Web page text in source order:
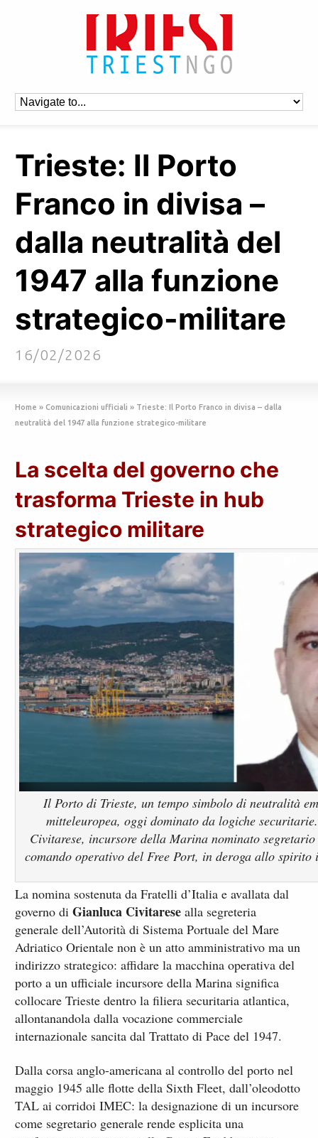
Trieste: Il Porto
Franco in divisa –
dalla neutralità del
1947 alla funzione
strategico-militare
16/02/2026
Home » Comunicazioni ufficiali » Trieste: Il Porto Franco in divisa – dalla
neutralità del 1947 alla funzione strategico-militare
La scelta del governo che
trasforma Trieste in hub
strategico militare
Il Porto di Trieste, un tempo simbolo di neutralità
mitteleuropea, oggi dominato da logiche
Civitarese, incursore della Marina nominato segretario
comando operativo del Free Port, in deroga allo spirito
La nomina sostenuta da Fratelli d’Italia e avallata dal
governo diGianluca Civitarese alla segreteria
generale dell’Autorità di Sistema Portuale del Mare
Adriatico Orientale non è un atto amministrativo ma un
indirizzo strategico: affidare la macchina operativa del
porto a un ufficiale incursore della Marina significa
collocare Trieste dentro la filiera securitaria atlantica,
allontanandola dalla vocazione commerciale
internazionale sancita dal Trattato di Pace del 1947.
Dalla corsa anglo-americana al controllo del porto nel
maggio 1945 alle flotte della Sixth Fleet, dall’oleodotto
TAL ai corridoi IMEC: la designazione di un incursore
come segretario generale rende esplicita una